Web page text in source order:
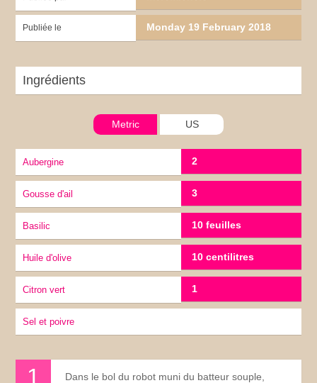
Publiée le Monday 19 February 2018
Ingrédients
Metric US
Aubergine 2
gousse d'ail 3
Basilic 10 feuilles
Huile d'olive 10 centilitres
Citron vert 1
sel et poivre
Dans le bol du robot muni du batteur souple,